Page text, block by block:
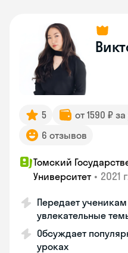
5 от 1590 ₽
6 отзывов
Томский
Университет • 2021
Передает
увлекательные
Обсуждает
уроках